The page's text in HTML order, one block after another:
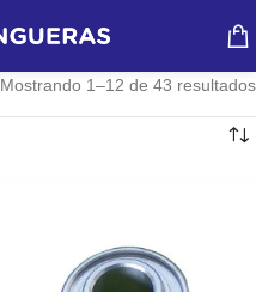
Mostrando 1–12 de 43 resultados